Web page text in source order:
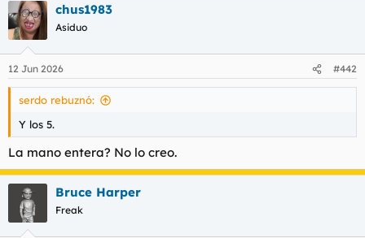
chus1983
Asiduo
12 Jun 2026 #442
serdo rebuznó:
Y los 5.
La mano entera? No lo creo.
Bruce Harper
Freak